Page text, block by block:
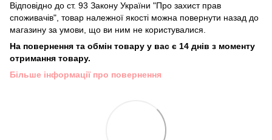
Відповідно до ст. 93 Закону України "Про захист прав
споживачів", товар належної якості можна повернути назад до
магазину за умови, що ви ним не користувалися.
На повернення та обмін товару у вас є 14 днів з моменту
отримання товару.
Більше інформації про повернення